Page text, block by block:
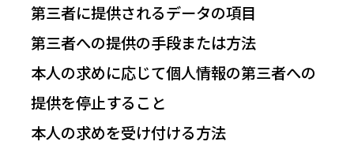
第三者に提供されるデータの項目
第三者への提供の手段または方法
本人の求めに応じて個人情報の第三者への
提供を停止すること
本人の求めを受け付ける方法